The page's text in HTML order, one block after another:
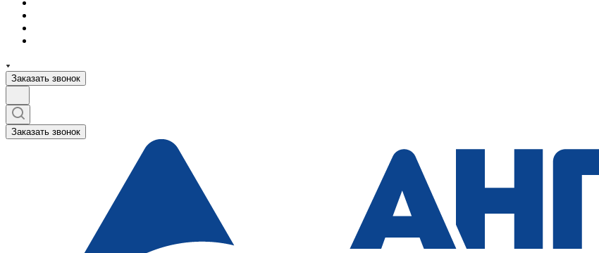
Заказать звонок
Заказать звонок